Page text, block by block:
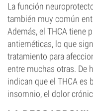
La función
también muy común
Además, el THCA tiene
antieméticas, lo que
tratamiento para
entre muchas otras. De
indican que el THCA es
insomnio, el dolor